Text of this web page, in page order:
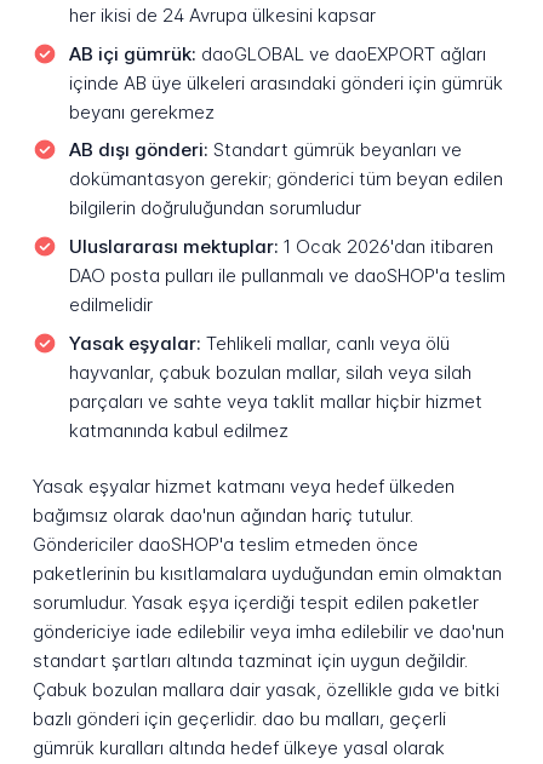
her ikisi de 24 Avrupa ülkesini kapsar
AB içi gümrük: daoGLOBAL ve daoEXPORT ağları
içinde AB üye ülkeleri arasındaki gönderi için gümrük
beyanı gerekmez
AB dışı gönderi: Standart gümrük beyanları ve
dokümantasyon gerekir; gönderici tüm beyan edilen
bilgilerin doğruluğundan sorumludur
Uluslararası mektuplar: 1 Ocak 2026'dan itibaren
DAO posta pulları ile pullanmalı ve daoSHOP'a teslim
edilmelidir
Yasak eşyalar: Tehlikeli mallar, canlı veya ölü
hayvanlar, çabuk bozulan mallar, silah veya silah
parçaları ve sahte veya taklit mallar hiçbir hizmet
katmanında kabul edilmez
Yasak eşyalar hizmet katmanı veya hedef ülkeden
bağımsız olarak dao'nun ağından hariç tutulur.
Göndericiler daoSHOP'a teslim etmeden önce
paketlerinin bu kısıtlamalara uyduğundan emin olmaktan
sorumludur. Yasak eşya içerdiği tespit edilen paketler
göndericiye iade edilebilir veya imha edilebilir ve dao'nun
standart şartları altında tazminat için uygun değildir.
Çabuk bozulan mallara dair yasak, özellikle gıda ve bitki
bazlı gönderi için geçerlidir. dao bu malları, geçerli
gümrük kuralları altında hedef ülkeye yasal olarak